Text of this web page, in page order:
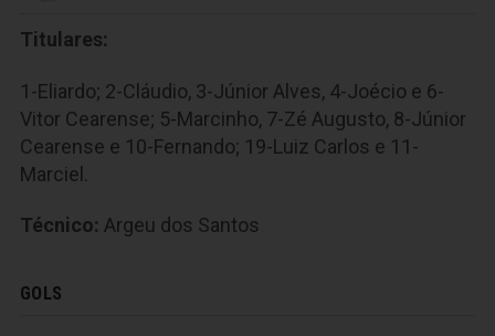
Titulares:
1-Eliardo; 2-Cláudio, 3-Júnior Alves, 4-Joécio e 6-
Vitor Cearense; 5-Marcinho, 7-Zé Augusto, 8-Júnior
Cearense e 10-Fernando; 19-Luiz Carlos e 11-
Marciel.
Técnico: Argeu dos Santos
GOLS